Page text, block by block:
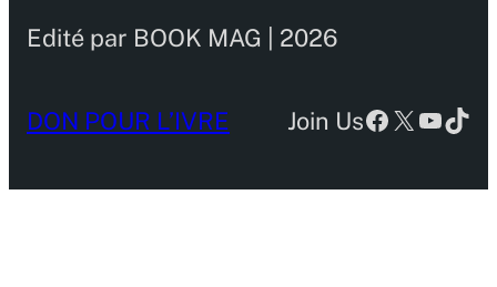
Edité par BOOK MAG | 2026
DON POUR L’IVRE Join UsFacebook
X